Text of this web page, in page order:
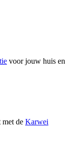
voor jouw huis en
de Karwei